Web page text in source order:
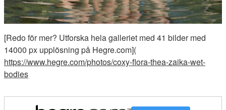
[Redo för mer? Utforska hela galleriet med 41 bilder med
14000 px upplösning på Hegre.com](
https://www.hegre.com/photos/coxy-flora-thea-zaika-wet-
bodies